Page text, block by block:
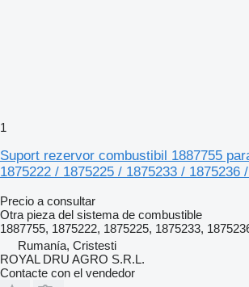
1
Suport rezervor combustibil 1887755
1875222 / 1875225 / 1875233 / 1875236
Precio a consultar
Otra pieza del sistema de combustible
1887755, 1875222, 1875225, 1875233,
Rumanía, Cristesti
ROYAL DRU AGRO S.R.L.
Contacte con el vendedor